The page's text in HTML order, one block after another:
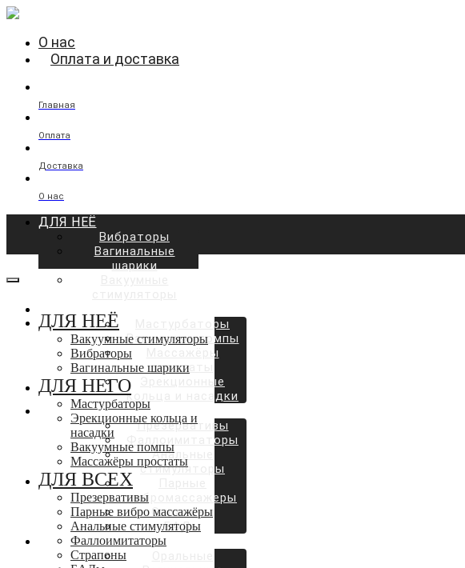
О нас
Оплата и доставка
Главная
Оплата
Доставка
О нас
ДЛЯ НЕЁ
Вибраторы
Вагинальные
шарики
ДЛЯ НЕГО
Мастурбаторы
Вакуумные помпы
Массажёры
простаты
Эрекционные
кольца и насадки
ДЛЯ ВСЕХ
Презервативы
Фаллоимитаторы
Анальные
стимуляторы
вибромассажеры
Страпоны
БАДы
ЛУБРИКАНТЫ
ДЛЯ НЕЁ
Вакуумные стимуляторы
Вибраторы
Вагинальные шарики
ДЛЯ НЕГО
Мастурбаторы
Эрекционные кольца и
насадки
Вакуумные помпы
Массажёры простаты
ДЛЯ ВСЕХ
Презервативы
Парные вибро массажёры
Анальные стимуляторы
Фаллоимитаторы
Страпоны